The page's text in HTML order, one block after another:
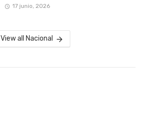
17 junio, 2026
View all Nacional